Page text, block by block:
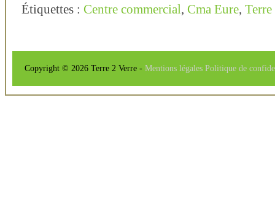
Étiquettes : Centre commercial, Cma Eure,
Copyright © 2026 Terre 2 Verre - Mentions légales Politique de